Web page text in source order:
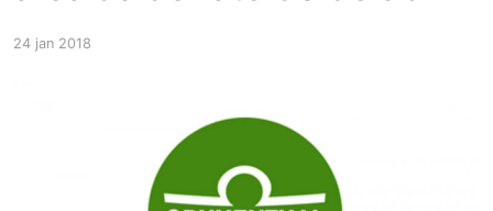
24 jan 2018